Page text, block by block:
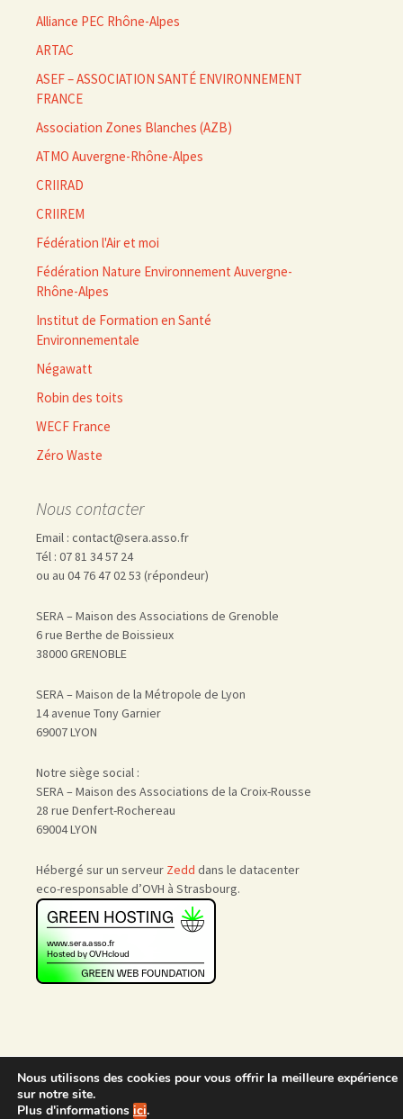
Alliance PEC Rhône-Alpes
ARTAC
ASEF – ASSOCIATION SANTÉ ENVIRONNEMENT
FRANCE
Association Zones Blanches (AZB)
ATMO Auvergne-Rhône-Alpes
CRIIRAD
CRIIREM
Fédération l'Air et moi
Fédération Nature Environnement Auvergne-
Rhône-Alpes
Institut de Formation en Santé
Environnementale
Négawatt
Robin des toits
WECF France
Zéro Waste
Nous contacter
Email : contact@sera.asso.fr
Tél : 07 81 34 57 24
ou au 04 76 47 02 53 (répondeur)
SERA – Maison des Associations de Grenoble
6 rue Berthe de Boissieux
38000 GRENOBLE
SERA – Maison de la Métropole de Lyon
14 avenue Tony Garnier
69007 LYON
Notre siège social :
SERA – Maison des Associations de la Croix-Rousse
28 rue Denfert-Rochereau
69004 LYON
Hébergé sur un serveur Zedd dans le datacenter
eco-responsable d’OVH à Strasbourg.
Accueil | Nous rejoindre
Admin
Nous utilisons des cookies pour vous offrir la meilleure expérience
sur notre site.
Plus d'informations ici.